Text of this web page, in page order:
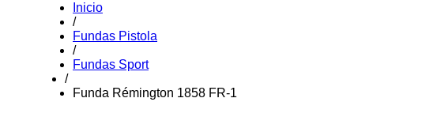
Inicio
/
Fundas Pistola
/
Fundas Sport
/
Funda Rémington 1858 FR-1